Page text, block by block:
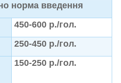
норма введення
450-600 р./гол.
250-450 р./гол.
150-250 р./гол.